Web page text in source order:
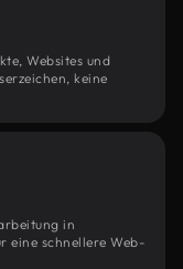
Websites und
keine
in
eine schnellere Web-